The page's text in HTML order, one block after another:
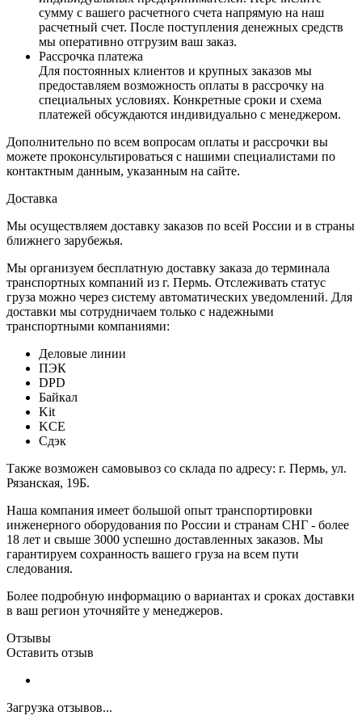
сумму с вашего расчетного счета напрямую на наш
расчетный счет. После поступления денежных средств
мы оперативно отгрузим ваш заказ.
Рассрочка платежа
Для постоянных клиентов и крупных заказов мы
предоставляем возможность оплаты в рассрочку на
специальных условиях. Конкретные сроки и схема
платежей обсуждаются индивидуально с менеджером.
Дополнительно по всем вопросам оплаты и рассрочки вы
можете проконсультироваться с нашими специалистами по
контактным данным, указанным на сайте.
Доставка
Мы осуществляем доставку заказов по всей России и в страны
ближнего зарубежья.
Мы организуем бесплатную доставку заказа до терминала
транспортных компаний из г. Пермь. Отслеживать статус
груза можно через систему автоматических уведомлений. Для
доставки мы сотрудничаем только с надежными
транспортными компаниями:
Деловые линии
ПЭК
DPD
Байкал
Kit
KCE
Сдэк
Также возможен самовывоз со склада по адресу: г. Пермь, ул.
Рязанская, 19Б.
Наша компания имеет большой опыт транспортировки
инженерного оборудования по России и странам СНГ - более
18 лет и свыше 3000 успешно доставленных заказов. Мы
гарантируем сохранность вашего груза на всем пути
следования.
Более подробную информацию о вариантах и сроках доставки
в ваш регион уточняйте у менеджеров.
Отзывы
Оставить отзыв
Загрузка отзывов...